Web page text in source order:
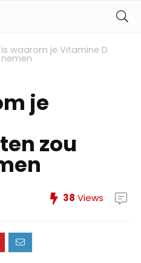
is waarom je Vitamine D
je
zou
38 Views